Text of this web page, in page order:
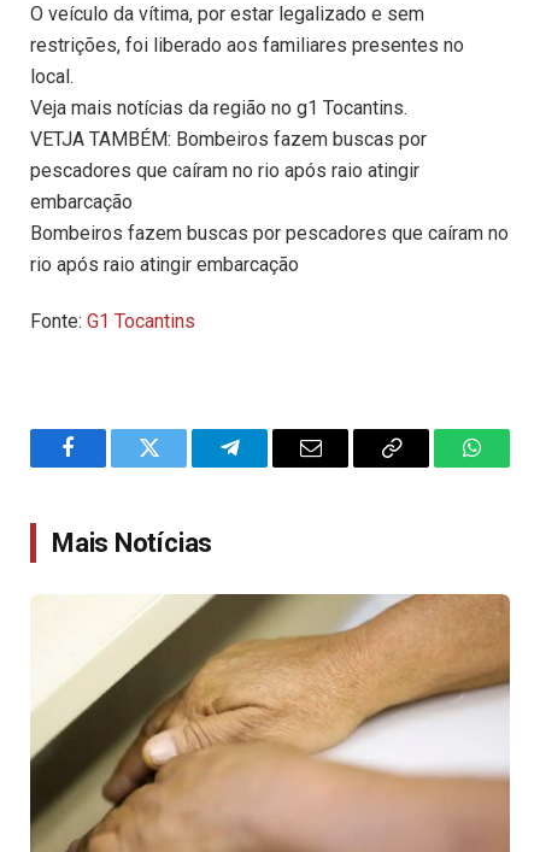
O veículo da vítima, por estar legalizado e sem
restrições, foi liberado aos familiares presentes no
local.
Veja mais notícias da região no g1 Tocantins.
VETJA TAMBÉM: Bombeiros fazem buscas por
pescadores que caíram no rio após raio atingir
embarcação
Bombeiros fazem buscas por pescadores que caíram no
rio após raio atingir embarcação
Fonte: G1 Tocantins
FacebookTwitter TelegramEmail
Copy
Mais Notícias